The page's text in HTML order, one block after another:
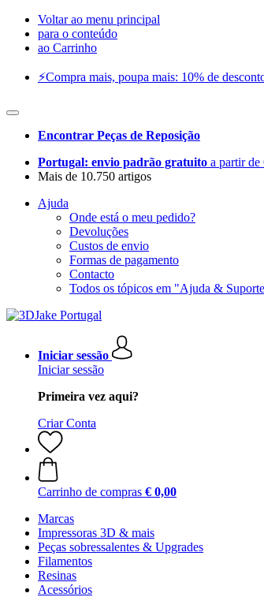
Voltar ao menu principal
para o conteúdo
ao Carrinho
⚡️Compra mais, poupa mais: 10% de
Encontrar Peças de Reposição
Portugal: envio padrão gratuito a partir de
Mais de 10.750 artigos
Ajuda
Onde está o meu pedido?
Devoluções
Custos de envio
Formas de pagamento
Contacto
Todos os tópicos em "Ajuda &
Iniciar sessão
Iniciar sessão
Primeira vez aqui?
Criar Conta
Carrinho de compras € 0,00
Marcas
Impressoras 3D & mais
Peças sobressalentes & Upgrades
Filamentos
Resinas
Acessórios